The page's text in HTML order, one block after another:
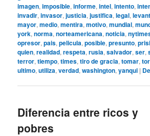
imagen,imposible,informe,intel,intento,
invadir,invasor,justicia,justifica,legal,
mayor,medio,mentira,motivo,mundial,
york,norma,norteamericana,noticia,
opresor,pais,pelicula,posible,presunto,
quien,realidad,respeta,rusia,salvador,ser,
terror,tiempo,times,tiro de gracia,tomar,
ultimo,utiliza,verdad,washington,yanqui |
Diferencia entre ricos y
pobres